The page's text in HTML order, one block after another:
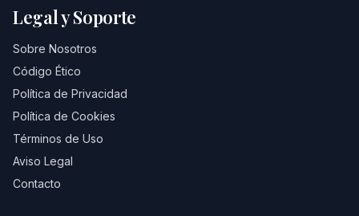
Legal y Soporte
Sobre Nosotros
Código Ético
Política de Privacidad
Política de Cookies
Términos de Uso
Aviso Legal
Contacto